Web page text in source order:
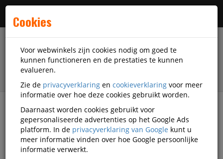
filter
Veiligheidsartikelen
Las en gelaatsbescherming
Cookies
Voor webwinkels zijn cookies nodig om goed te
kunnen functioneren en de prestaties te kunnen
evalueren.
Zie de privacyverklaring en cookieverklaring voor meer
informatie over hoe deze cookies gebruikt worden.
Daarnaast worden cookies gebruikt voor
gepersonaliseerde advertenties op het Google Ads
platform. In de privacyverklaring van Google kunt u
meer informatie vinden over hoe Google persoonlijke
informatie verwerkt.